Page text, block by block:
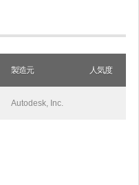
製造元 人気度
Autodesk, Inc.